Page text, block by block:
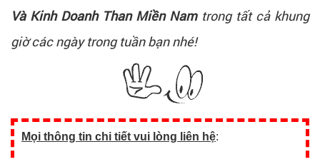
Và Kinh Doanh Than Miền Nam trong tất cả khung
giờ các ngày trong tuần bạn nhé!
Mọi thông tin chi tiết vui lòng liên hệ: